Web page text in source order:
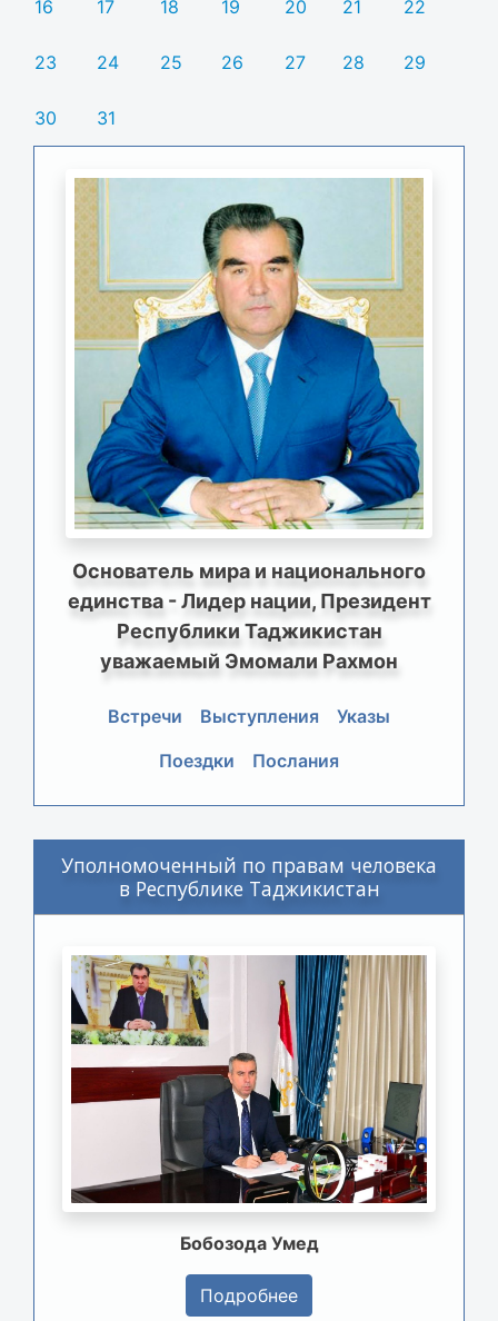
16 17 18 19 20 21 22
23 24 25 26 27 28 29
30 31
Основатель мира и национального
единства - Лидер нации, Президент
Республики Таджикистан
уважаемый Эмомали Рахмон
Встречи Выступления
Указы
Поездки
Послания
Уполномоченный по правам человека
в Республике Таджикистан
Бобозода Умед
Подробнее